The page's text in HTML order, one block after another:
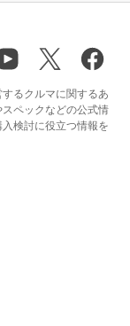
るクルマに関するあ
ペックなどの公式情
検討に役立つ情報を